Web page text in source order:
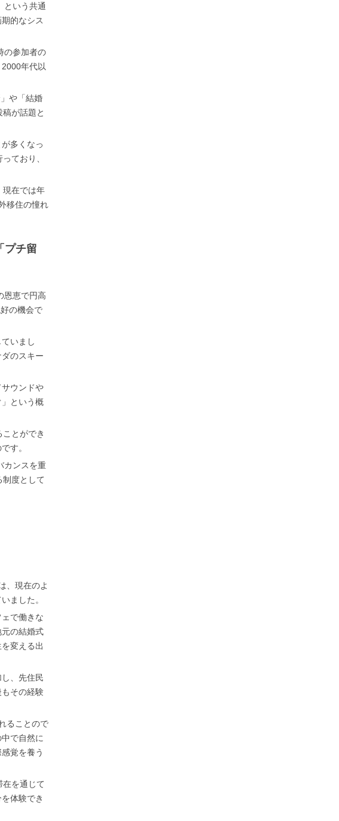
という共通
的なシス
の参加者の
年代以
や「結婚
が話題と
多くなっ
ており、
現在では年
移住の憧れ
プチ留
恩恵で円高
の機会で
いまし
のスキー
ウンドや
という概
とができ
す。
カンスを重
度として
、現在のよ
ました。
で働きな
の結婚式
変える出
、先住民
その経験
ることので
で自然に
覚を養う
を通じて
体験でき